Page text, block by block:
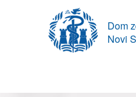
Dom
Novi